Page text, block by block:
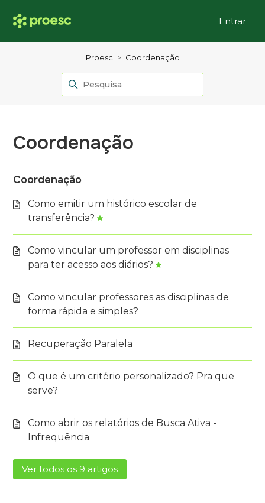
Entrar
Proesc Coordenação
Coordenação
Coordenação
Como emitir um histórico escolar de
transferência?
Como vincular um professor em disciplinas
para ter acesso aos diários?
Como vincular professores as disciplinas de
forma rápida e simples?
Recuperação Paralela
O que é um critério personalizado? Pra que
serve?
Como abrir os relatórios de Busca Ativa -
Infrequência
Ver todos os 9 artigos